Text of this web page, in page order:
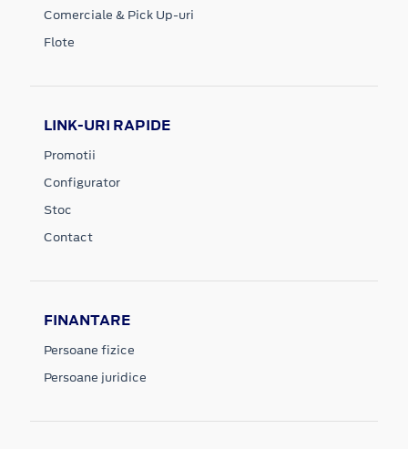
Comerciale & Pick Up-uri
Flote
LINK-URI RAPIDE
Promotii
Configurator
Stoc
Contact
FINANTARE
Persoane fizice
Persoane juridice